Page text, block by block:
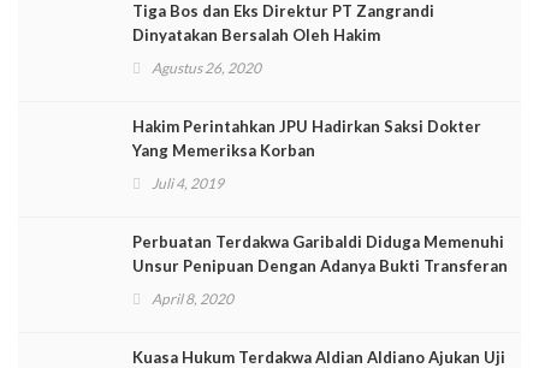
Tiga Bos dan Eks Direktur PT Zangrandi
Dinyatakan Bersalah Oleh Hakim
Agustus 26, 2020
Hakim Perintahkan JPU Hadirkan Saksi Dokter
Yang Memeriksa Korban
Juli 4, 2019
Perbuatan Terdakwa Garibaldi Diduga Memenuhi
Unsur Penipuan Dengan Adanya Bukti Transferan
April 8, 2020
Kuasa Hukum Terdakwa Aldian Aldiano Ajukan Uji